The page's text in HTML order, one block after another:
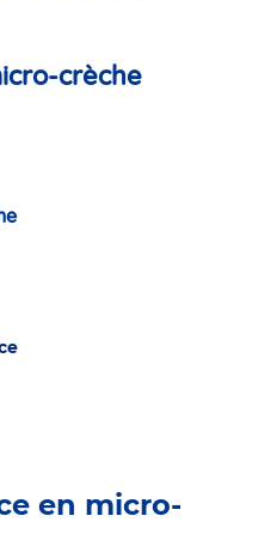
crèche
en micro-